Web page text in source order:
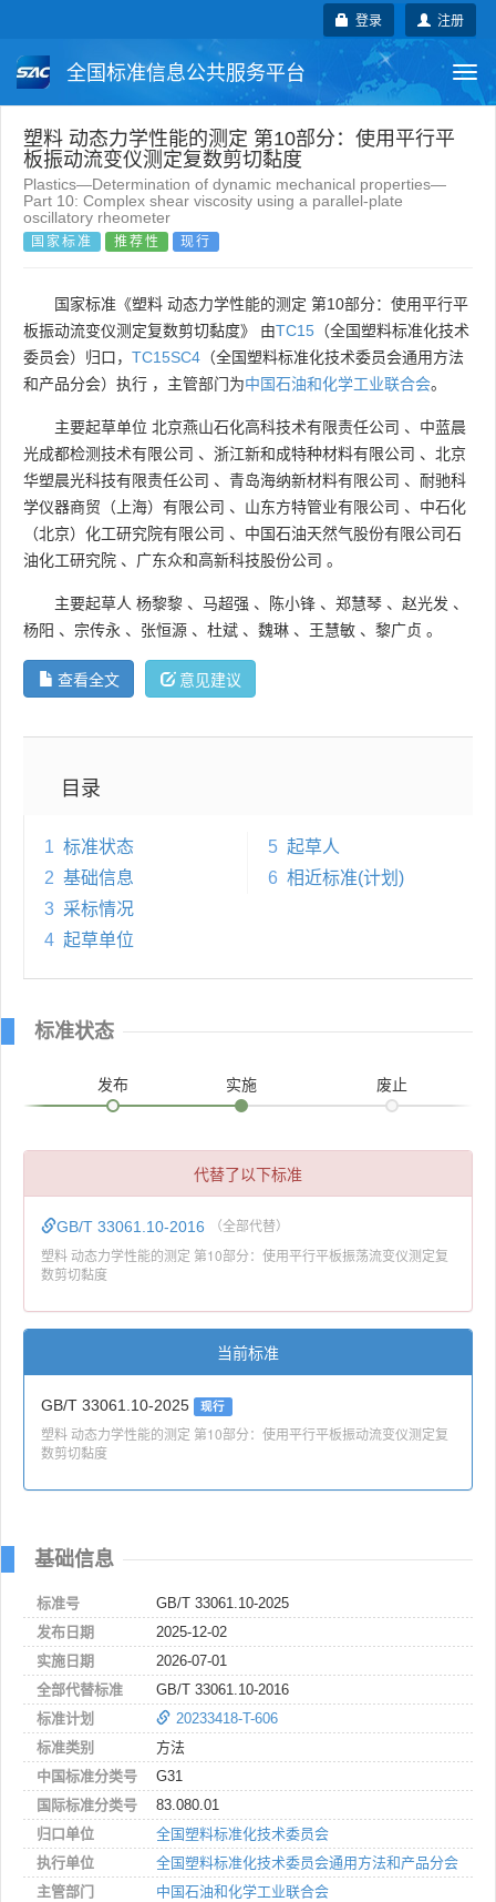
注册
登录
全国标准信息公共服务平台
国家标准 行业标准 地方标准
团体标准 企业标准 国际标准
国外标准 技术委员会
塑料 动态力学性能的测定 第10部分：使用平行平
板振动流变仪测定复数剪切黏度
Plastics—Determination of dynamic mechanical properties—
Part 10: Complex shear viscosity using a parallel-plate
oscillatory rheometer
国家标准 推荐性 现行
国家标准《塑料 动态力学性能的测定 第10部分：使用平行平
板振动流变仪测定复数剪切黏度》 由TC15 （全国塑料标准化技术
委员会）归口， TC15SC4 （全国塑料标准化技术委员会通用方法
和产品分会）执行 ，主管部门为中国石油和化学工业联合会。
主要起草单位 北京燕山石化高科技术有限责任公司 、 中蓝晨
光成都检测技术有限公司 、 浙江新和成特种材料有限公司 、 北京
华塑晨光科技有限责任公司 、 青岛海纳新材料有限公司 、 耐驰科
学仪器商贸（上海）有限公司 、 山东方特管业有限公司 、 中石化
（北京）化工研究院有限公司 、 中国石油天然气股份有限公司石
油化工研究院 、 广东众和高新科技股份公司 。
主要起草人 杨黎黎 、 马超强 、 陈小锋 、 郑慧琴 、 赵光发 、
杨阳 、 宗传永 、 张恒源 、 杜斌 、 魏琳 、 王慧敏 、 黎广贞 。
查看全文 意见建议
目录
1 标准状态
2 基础信息
3 采标情况
4 起草单位
5 起草人
6 相近标准(计划)
标准状态
发布 实施 废止
代替了以下标准
GB/T 33061.10-2016 （全部代替）
塑料 动态力学性能的测定 第10部分：使用平行平板振荡流变仪测定复
数剪切黏度
当前标准
GB/T 33061.10-2025 现行
塑料 动态力学性能的测定 第10部分：使用平行平板振动流变仪测定复
数剪切黏度
基础信息
标准号
GB/T 33061.10-2025
发布日期
2025-12-02
实施日期
2026-07-01
全部代替标准
GB/T 33061.10-2016
标准计划
20233418-T-606
标准类别
方法
中国标准分类号
G31
国际标准分类号
83.080.01
归口单位
全国塑料标准化技术委员会
执行单位
全国塑料标准化技术委员会通用方法和产品分会
主管部门
中国石油和化学工业联合会